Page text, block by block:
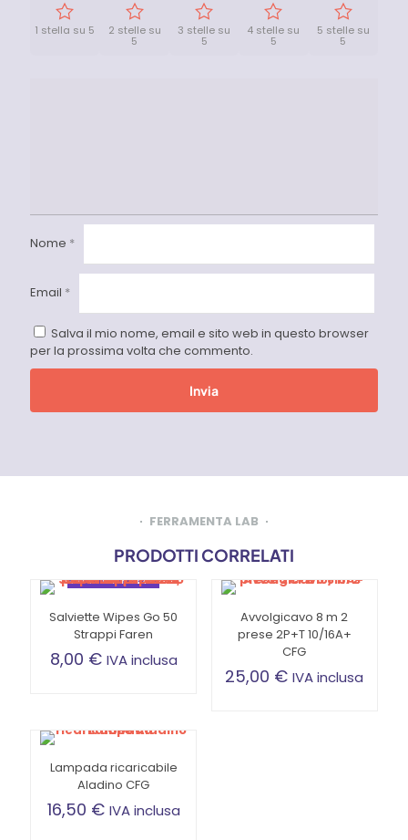
1 stella su 5 2 stelle su
5
3 stelle su
5
4 stelle su
5
5 stelle su
5
Nome *
Email *
Salva il mio nome, email e sito web in questo browser
per la prossima volta che commento.
FERRAMENTA LAB
PRODOTTI CORRELATI
SOTTOPREZZO
Salviette Wipes Go 50
Strappi Faren
8,00 € IVA inclusa
Avvolgicavo 8 m 2
prese 2P+T 10/16A+
CFG
25,00 € IVA inclusa
Lampada ricaricabile
Aladino CFG
16,50 € IVA inclusa